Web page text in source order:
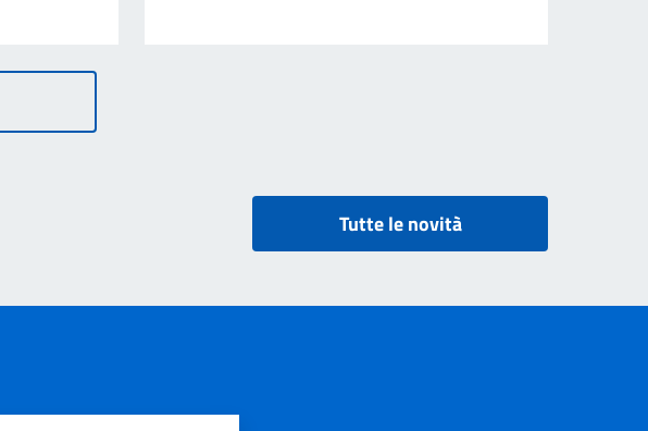
Tutte le novità